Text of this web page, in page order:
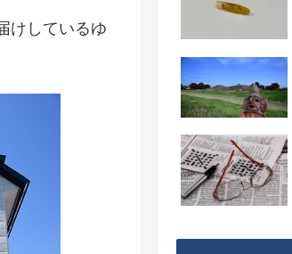
けしているゆ